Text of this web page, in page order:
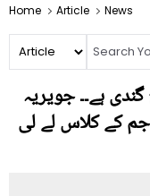
Home Article News
ہے۔۔ جویریہ
کے کلاس لے لی